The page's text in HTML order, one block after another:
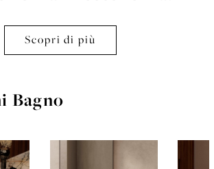
Scopri di più
Bagno